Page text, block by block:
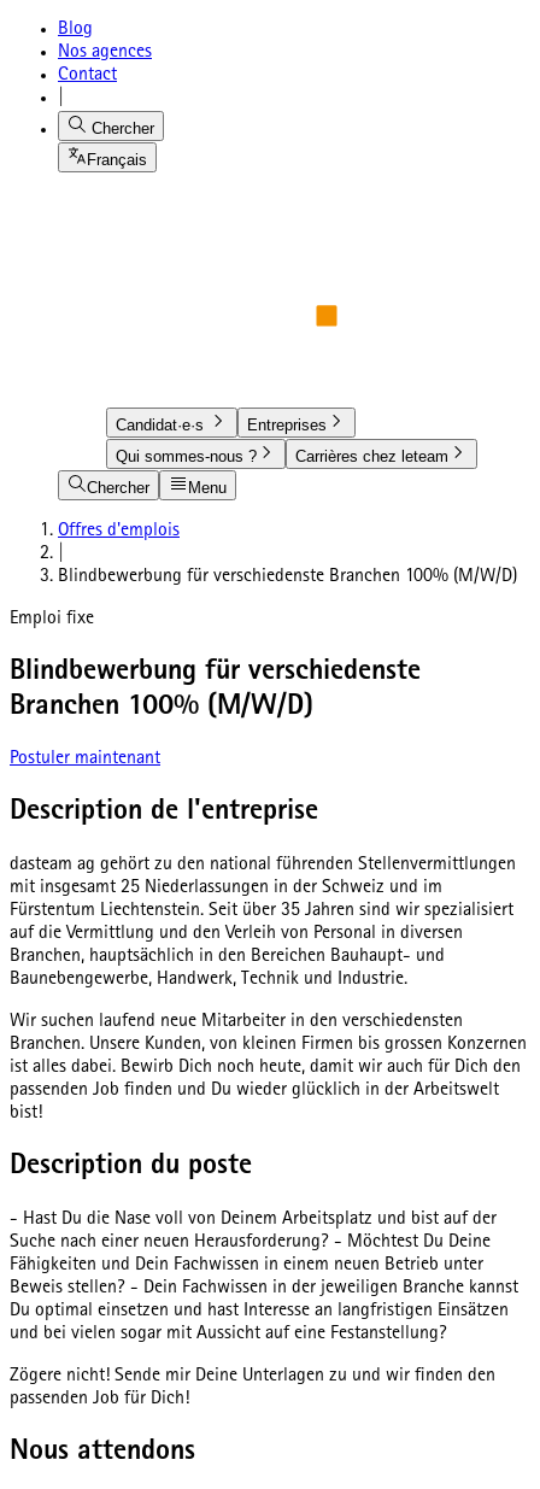
Blog
Nos agences
Contact
Chercher
Français
Candidat·e·s
Entreprises
Qui sommes-nous ?
Carrières chez leteam
Chercher
Menu
Offres d'emplois
Blindbewerbung für verschiedenste Branchen 100% (M/W/D)
Emploi fixe
Blindbewerbung für verschiedenste
Branchen 100% (M/W/D)
Postuler maintenant
Description de l'entreprise
dasteam ag gehört zu den national führenden Stellenvermittlungen
mit insgesamt 25 Niederlassungen in der Schweiz und im
Fürstentum Liechtenstein. Seit über 35 Jahren sind wir spezialisiert
auf die Vermittlung und den Verleih von Personal in diversen
Branchen, hauptsächlich in den Bereichen Bauhaupt- und
Baunebengewerbe, Handwerk, Technik und Industrie.
Wir suchen laufend neue Mitarbeiter in den verschiedensten
Branchen. Unsere Kunden, von kleinen Firmen bis grossen Konzernen
ist alles dabei. Bewirb Dich noch heute, damit wir auch für Dich den
passenden Job finden und Du wieder glücklich in der Arbeitswelt
bist!
Description du poste
- Hast Du die Nase voll von Deinem Arbeitsplatz und bist auf der
Suche nach einer neuen Herausforderung? - Möchtest Du Deine
Fähigkeiten und Dein Fachwissen in einem neuen Betrieb unter
Beweis stellen? - Dein Fachwissen in der jeweiligen Branche kannst
Du optimal einsetzen und hast Interesse an langfristigen Einsätzen
und bei vielen sogar mit Aussicht auf eine Festanstellung?
Zögere nicht! Sende mir Deine Unterlagen zu und wir finden den
passenden Job für Dich!
Nous attendons